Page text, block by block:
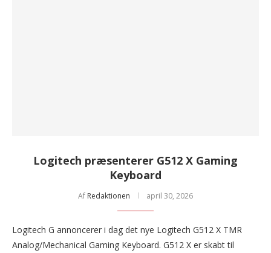
Logitech præsenterer G512 X Gaming
Keyboard
Af Redaktionen april 30, 2026
Logitech G annoncerer i dag det nye Logitech G512 X TMR
Analog/Mechanical Gaming Keyboard. G512 X er skabt til